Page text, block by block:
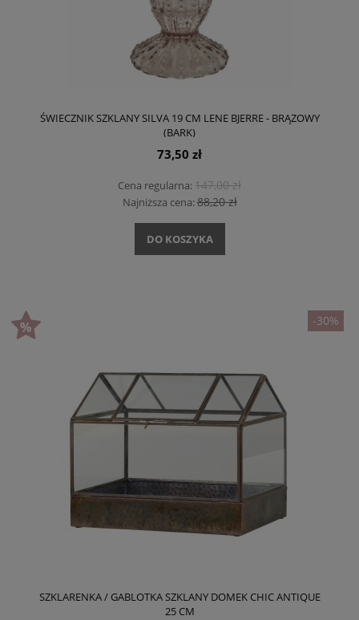
ŚWIECZNIK SZKLANY SILVA 19 CM LENE BJERRE - BRĄZOWY
(BARK)
73,50 zł
Cena regularna:147,00 zł
Najniższa cena:88,20 zł
DO KOSZYKA
SZKLARENKA / GABLOTKA SZKLANY DOMEK CHIC ANTIQUE
25 CM
-30%